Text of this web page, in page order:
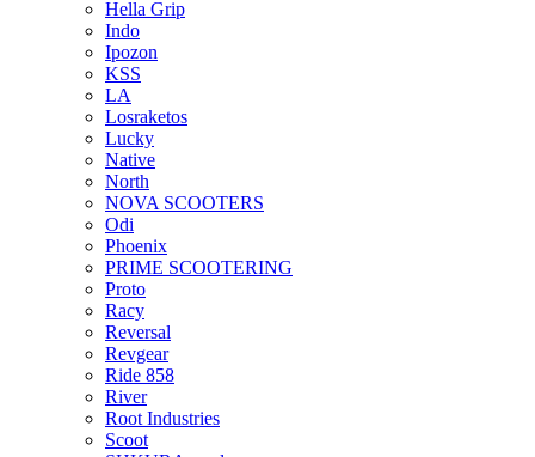
Hella Grip
Indo
Ipozon
KSS
LA
Losraketos
Lucky
Native
North
NOVA SCOOTERS
Odi
Phoenix
PRIME SCOOTERING
Proto
Racy
Reversal
Revgear
Ride 858
River
Root Industries
Scoot